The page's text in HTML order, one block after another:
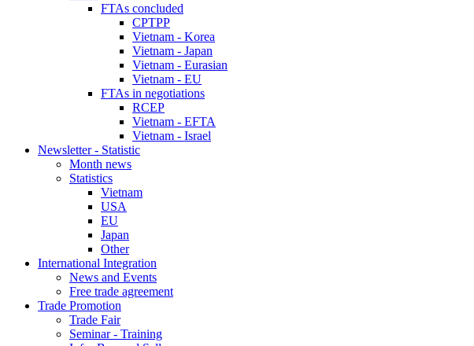
FTAs concluded
CPTPP
Vietnam - Korea
Vietnam - Japan
Vietnam - Eurasian
Vietnam - EU
FTAs in negotiations
RCEP
Vietnam - EFTA
Vietnam - Israel
Newsletter - Statistic
Month news
Statistics
Vietnam
USA
EU
Japan
Other
International Integration
News and Events
Free trade agreement
Trade Promotion
Trade Fair
Seminar - Training